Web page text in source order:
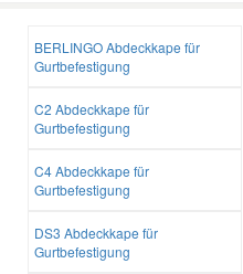
BERLINGO Abdeckkape für
Gurtbefestigung
C2 Abdeckkape für
Gurtbefestigung
C4 Abdeckkape für
Gurtbefestigung
DS3 Abdeckkape für
Gurtbefestigung